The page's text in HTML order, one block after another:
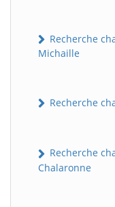
Recherche
Michaille
Recherche
Recherche
Chalaronne